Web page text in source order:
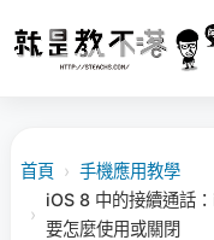
首頁 › 手機應用教學
›
iOS 8 中的接續通話
要怎麼使用或關閉